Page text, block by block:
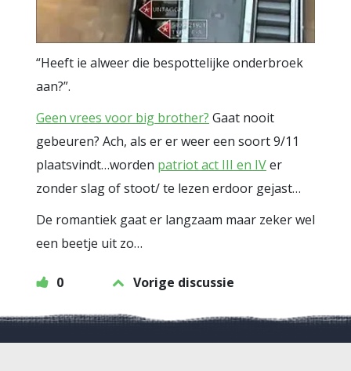
“Heeft ie alweer die bespottelijke onderbroek
aan?”.
Geen vrees voor big brother? Gaat nooit
gebeuren? Ach, als er er weer een soort 9/11
plaatsvindt…worden patriot act III en IVer
zonder slag of stoot/ te lezen erdoor gejast…
De romantiek gaat er langzaam maar zeker wel
een beetje uit zo…
0 Vorige discussie